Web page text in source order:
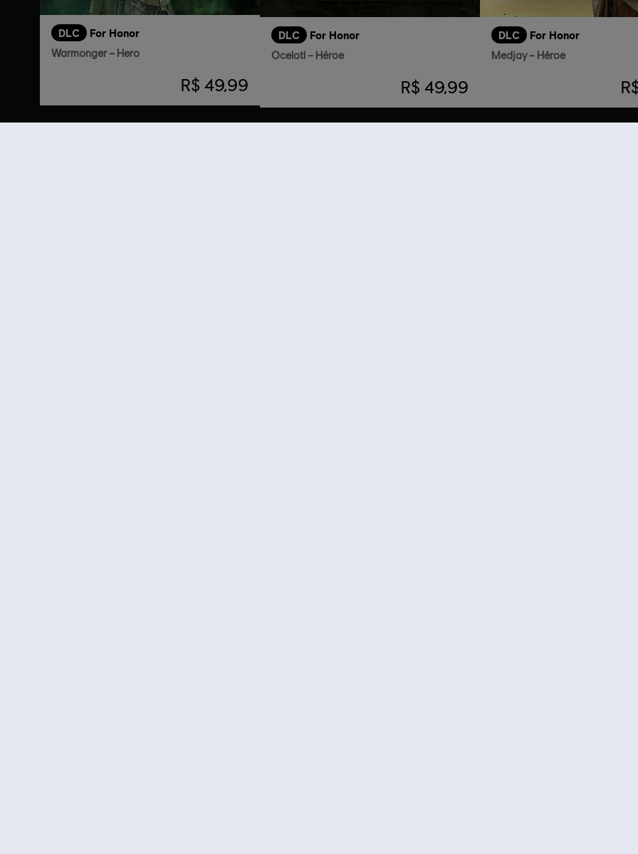
DLC For Honor
Warmonger – Hero
R$ 49,99
DLC For Honor
Ocelotl – Héroe
R$ 49,99
DLC For Honor
Medjay – Héroe